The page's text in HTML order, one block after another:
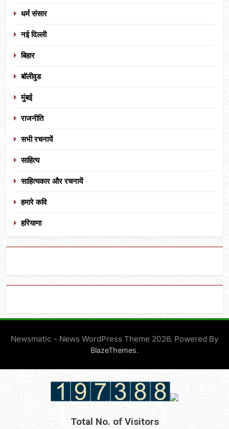
धर्म संसार
नई दिल्ली
बिहार
बॉलीवुड
मुंबई
राजनीति
सभी रचनायें
साहित्य
साहित्यकार और रचनायें
हमारे कवि
हरियाणा
Newsmatic - News WordPress Theme 2026. Powered By
BlazeThemes.
Total No. of Visitors